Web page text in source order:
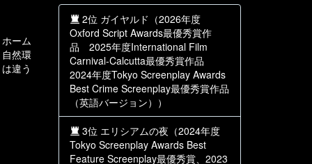
ーム
然環
違う
2位 ガイヤルド（2026年度
Oxford Script Awards最優秀賞作
品 2025年度International Film
Carnival-Calcutta最優秀賞作品
2024年度Tokyo Screenplay Awards
Best Crime Screenplay最優秀賞作品
（英語バージョン））
3位 エリシアムの夜（2024年度
Tokyo Screenplay Awards Best
Feature Screenplay最優秀賞、2023